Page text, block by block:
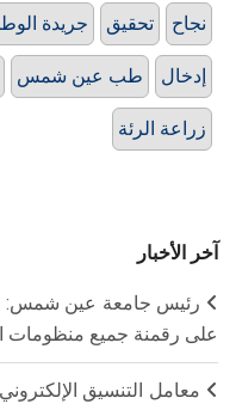
جريدة تحقيق نجاح
طب عين شمس إدخال
زراعة الرئة
آخر الأخبار
رئيس جامعة عين شمس:
على رقمنة جميع منظومات